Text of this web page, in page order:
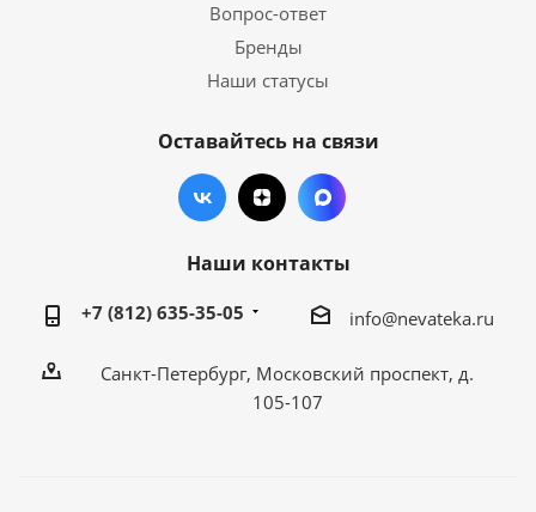
Вопрос-ответ
Бренды
Наши статусы
Оставайтесь на связи
Наши контакты
+7 (812) 635-35-05 info@nevateka.ru
Санкт-Петербург, Московский проспект, д.
105-107